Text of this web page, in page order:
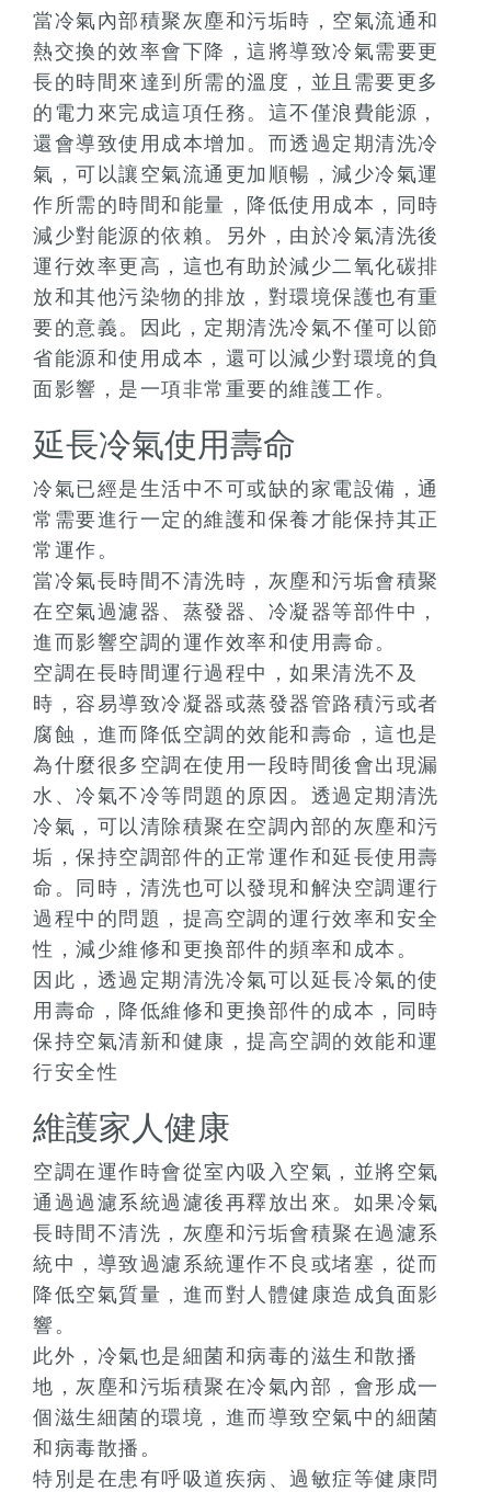
當冷氣內部積聚灰塵和污垢時，空氣流通和
熱交換的效率會下降，這將導致冷氣需要更
長的時間來達到所需的溫度，並且需要更多
的電力來完成這項任務。這不僅浪費能源，
還會導致使用成本增加。而透過定期清洗冷
氣，可以讓空氣流通更加順暢，減少冷氣運
作所需的時間和能量，降低使用成本，同時
減少對能源的依賴。另外，由於冷氣清洗後
運行效率更高，這也有助於減少二氧化碳排
放和其他污染物的排放，對環境保護也有重
要的意義。因此，定期清洗冷氣不僅可以節
省能源和使用成本，還可以減少對環境的負
面影響，是一項非常重要的維護工作。
延長冷氣使用壽命
冷氣已經是生活中不可或缺的家電設備，通
常需要進行一定的維護和保養才能保持其正
常運作。
當冷氣長時間不清洗時，灰塵和污垢會積聚
在空氣過濾器、蒸發器、冷凝器等部件中，
進而影響空調的運作效率和使用壽命。
空調在長時間運行過程中，如果清洗不及
時，容易導致冷凝器或蒸發器管路積污或者
腐蝕，進而降低空調的效能和壽命，這也是
為什麼很多空調在使用一段時間後會出現漏
水、冷氣不冷等問題的原因。透過定期清洗
冷氣，可以清除積聚在空調內部的灰塵和污
垢，保持空調部件的正常運作和延長使用壽
命。同時，清洗也可以發現和解決空調運行
過程中的問題，提高空調的運行效率和安全
性，減少維修和更換部件的頻率和成本。
因此，透過定期清洗冷氣可以延長冷氣的使
用壽命，降低維修和更換部件的成本，同時
保持空氣清新和健康，提高空調的效能和運
行安全性
維護家人健康
空調在運作時會從室內吸入空氣，並將空氣
通過過濾系統過濾後再釋放出來。如果冷氣
長時間不清洗，灰塵和污垢會積聚在過濾系
統中，導致過濾系統運作不良或堵塞，從而
降低空氣質量，進而對人體健康造成負面影
響。
此外，冷氣也是細菌和病毒的滋生和散播
地，灰塵和污垢積聚在冷氣內部，會形成一
個滋生細菌的環境，進而導致空氣中的細菌
和病毒散播。
特別是在患有呼吸道疾病、過敏症等健康問